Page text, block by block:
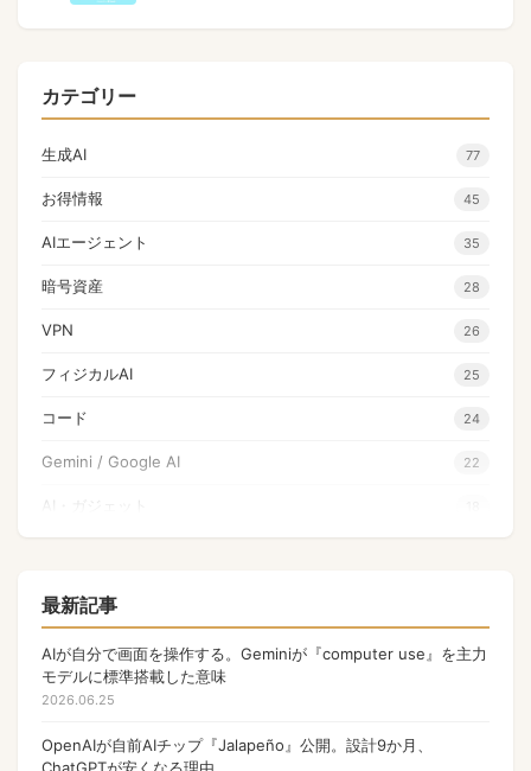
カテゴリー
生成AI 77
お得情報 45
AIエージェント 35
暗号資産 28
VPN 26
フィジカルAI 25
コード 24
Gemini / Google AI 22
AI・ガジェット
Apple
OpenAI
最新記事
AIが自分で画面を操作する。Geminiが『computer use』を主力
モデルに標準搭載した意味
2026.06.25
OpenAIが自前AIチップ『Jalapeño』公開。設計9か月、